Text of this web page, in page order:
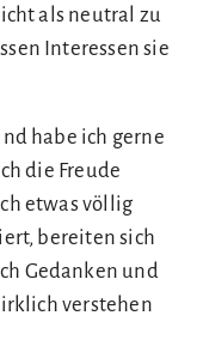
als neutral zu
Interessen sie
habe ich gerne
die Freude
etwas völlig
bereiten sich
Gedanken und
verstehen